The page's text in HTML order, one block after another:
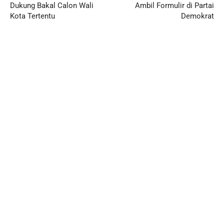
Dukung Bakal Calon Wali
Kota Tertentu
Ambil Formulir di Partai
Demokrat